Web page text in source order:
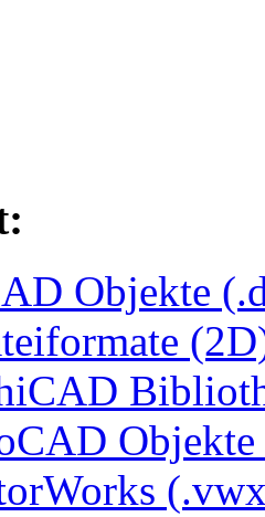
Objekte